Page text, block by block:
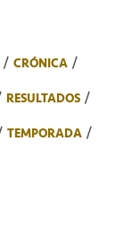
CRÓNICA
RESULTADOS
TEMPORADA